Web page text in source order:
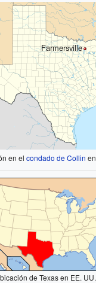
Farmersville
en el condado de Collin en
de Texas en EE. UU.